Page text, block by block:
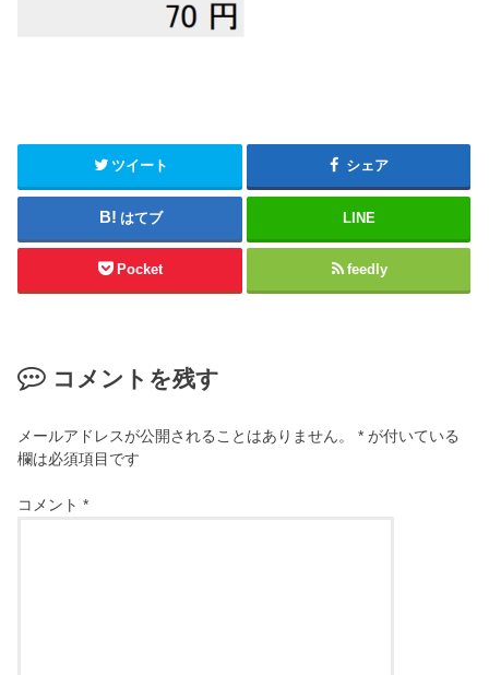
ツイート シェア
はてブ LINE
Pocket feedly
コメントを残す
メールアドレスが公開されることはありません。 * が付いている
欄は必須項目です
コメント*